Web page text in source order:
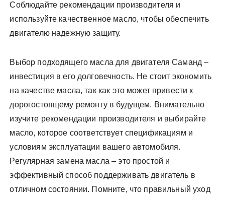
Соблюдайте рекомендации производителя и
используйте качественное масло, чтобы обеспечить
двигателю надежную защиту.
Выбор подходящего масла для двигателя Саманд –
инвестиция в его долговечность. Не стоит экономить
на качестве масла, так как это может привести к
дорогостоящему ремонту в будущем. Внимательно
изучите рекомендации производителя и выбирайте
масло, которое соответствует спецификациям и
условиям эксплуатации вашего автомобиля.
Регулярная замена масла – это простой и
эффективный способ поддерживать двигатель в
отличном состоянии. Помните, что правильный уход